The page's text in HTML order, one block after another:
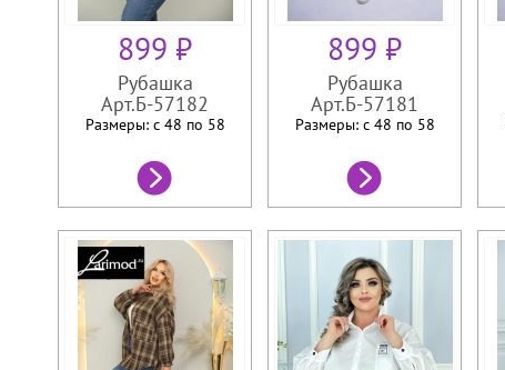
899 ₽
Рубашка
Арт.Б-57182
Размеры: с 48 по 58
899 ₽
Рубашка
Арт.Б-57181
Размеры: с 48 по 58